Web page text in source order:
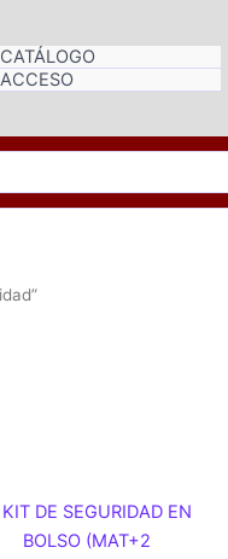
CATÁLOGO
ACCESO